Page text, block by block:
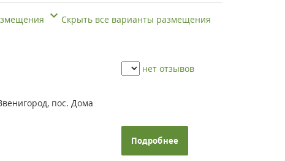
Скрыть все варианты размещения
пос. Дома
нет отзывов
Подробнее